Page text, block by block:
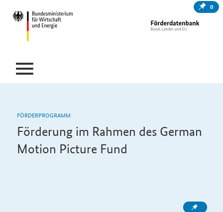
0
FÖRDERPROGRAMM
Förderung im Rahmen des German
Motion Picture Fund